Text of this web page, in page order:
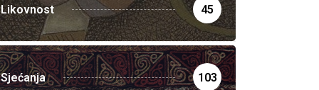
Likovnost 45
Sjećanja 103